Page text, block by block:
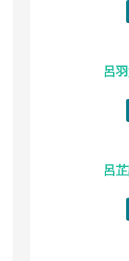
呂
呂